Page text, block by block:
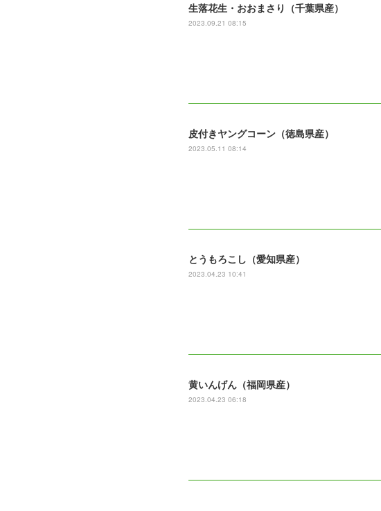
生落花生・おおまさり（千葉県産）
2023.09.21 08:15
皮付きヤングコーン（徳島県産）
2023.05.11 08:14
とうもろこし（愛知県産）
2023.04.23 10:41
黄いんげん（福岡県産）
2023.04.23 06:18